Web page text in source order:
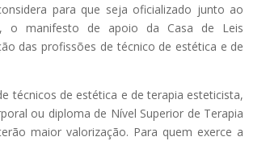
para que seja oficializado junto ao
o manifesto de apoio da Casa de Leis
das profissões de técnico de estética e de
técnicos de estética e de terapia esteticista,
ou diploma de Nível Superior de Terapia
maior valorização. Para quem exerce a